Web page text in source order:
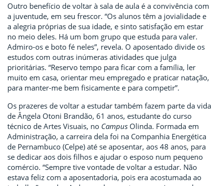
Outro benefício de voltar à sala de aula é a convivência com
a juventude, em seu frescor. “Os alunos têm a jovialidade e
a alegria próprias de sua idade, e sinto satisfação em estar
no meio deles. Há um bom grupo que estuda para valer.
Admiro-os e boto fé neles”, revela. O aposentado divide os
estudos com outras inúmeras atividades que julga
prioritárias. “Reservo tempo para ficar com a família, ler
muito em casa, orientar meu empregado e praticar natação,
para manter-me bem fisicamente e para competir”.
Os prazeres de voltar a estudar também fazem parte da vida
de Ângela Otoni Brandão, 61 anos, estudante do curso
técnico de Artes Visuais, no Campus Olinda. Formada em
Administração, a carreira dela foi na Companhia Energética
de Pernambuco (Celpe) até se aposentar, aos 48 anos, para
se dedicar aos dois filhos e ajudar o esposo num pequeno
comércio. “Sempre tive vontade de voltar a estudar. Não
estava feliz com a aposentadoria, pois era acostumada ao